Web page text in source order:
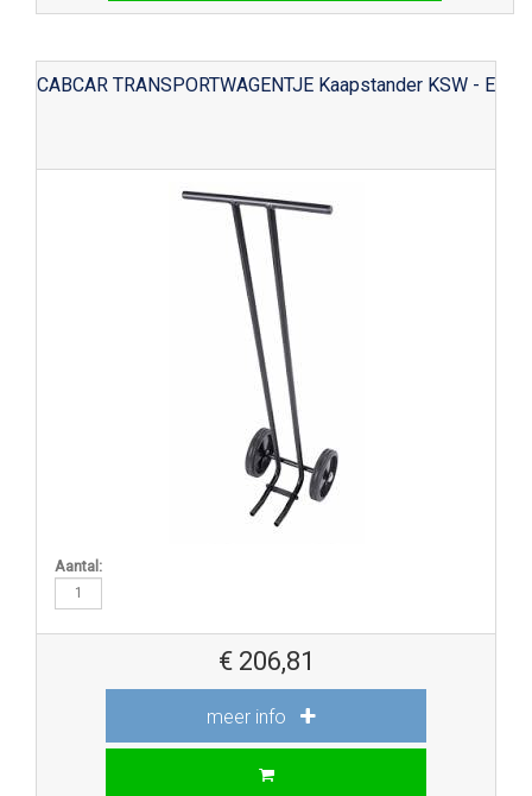
CABCAR TRANSPORTWAGENTJE Kaapstander KSW - E
Aantal:
€ 206,81
meer info